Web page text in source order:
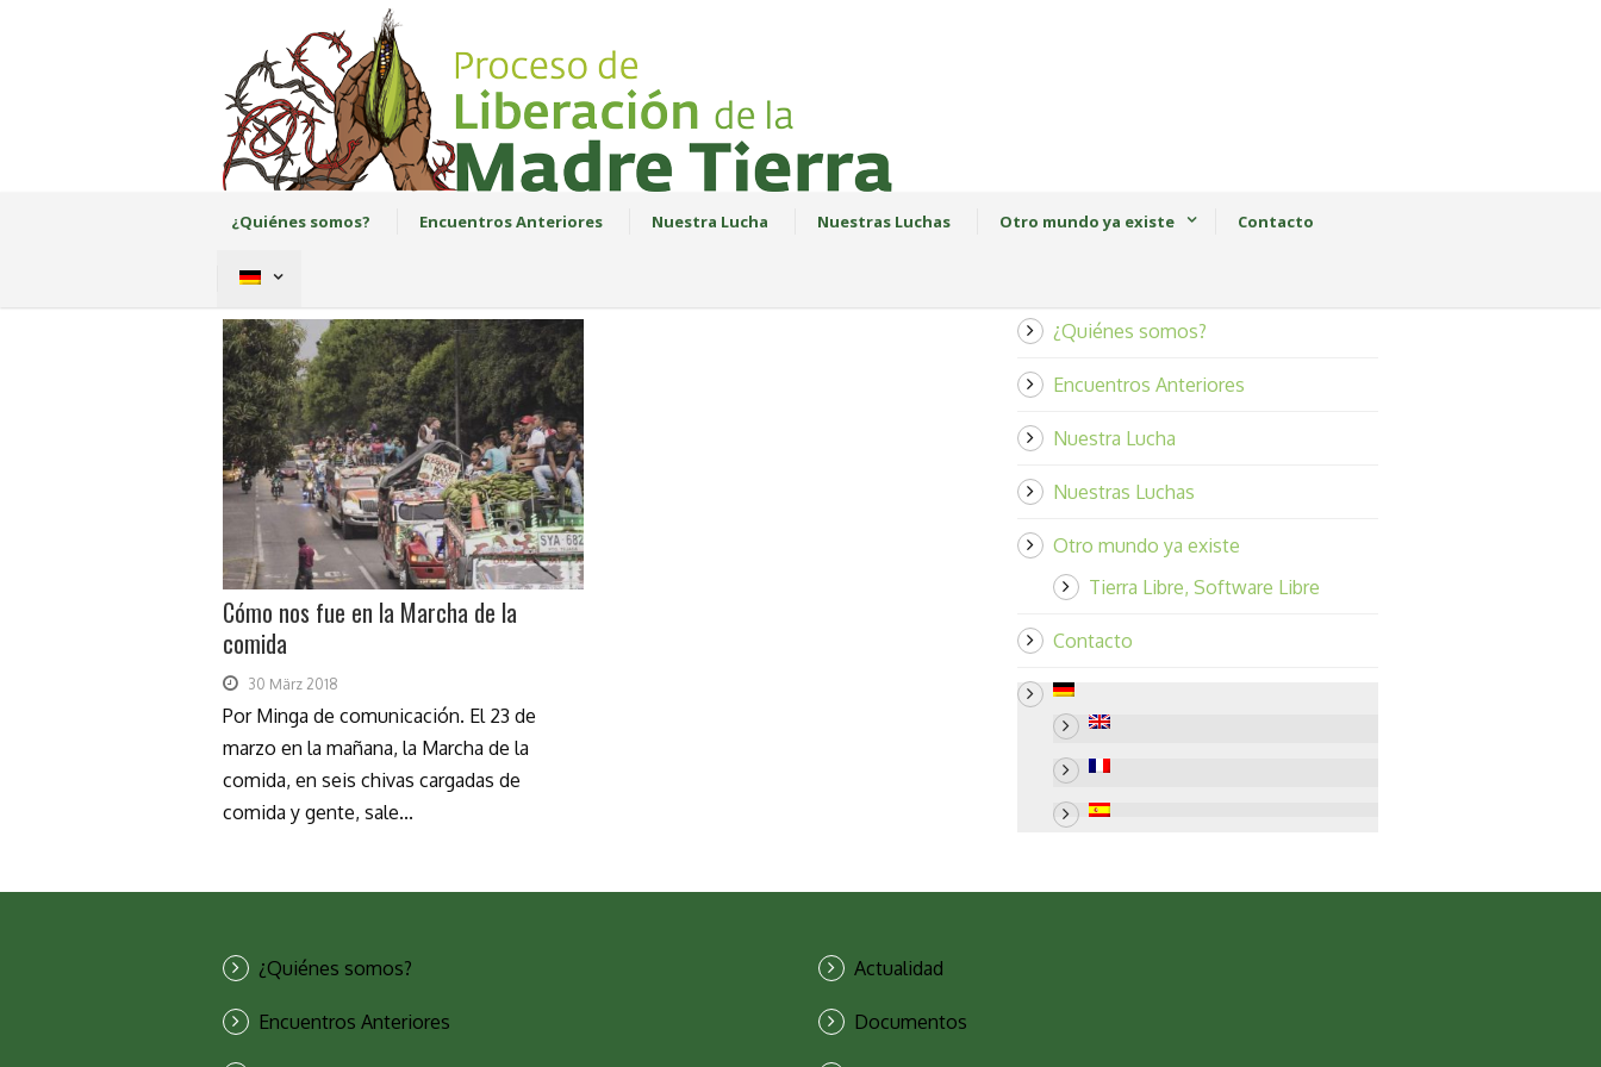
¿Quiénes somos? Encuentros Anteriores Nuestra Lucha Nuestras Luchas Otro mundo ya existe Contacto
Cómo nos fue en la Marcha de la
comida
30 März 2018
Por Minga de comunicación. El 23 de
marzo en la mañana, la Marcha de la
comida, en seis chivas cargadas de
comida y gente, sale...
¿Quiénes somos?
Encuentros Anteriores
Nuestra Lucha
Nuestras Luchas
Otro mundo ya existe
Tierra Libre, Software Libre
Contacto
¿Quiénes somos?
Encuentros Anteriores
Actualidad
Documentos